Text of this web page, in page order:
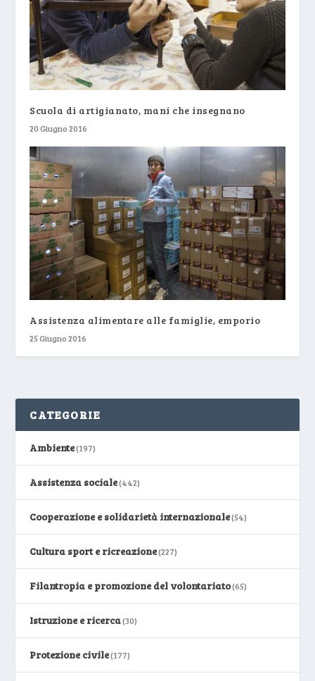
Scuola di artigianato, mani che insegnano
20 Giugno 2016
Assistenza alimentare alle famiglie, emporio
25 Giugno 2016
CATEGORIE
Ambiente(197)
Assistenza sociale(442)
Cooperazione e solidarietà internazionale(54)
Cultura sport e ricreazione(227)
Filantropia e promozione del volontariato(65)
Istruzione e ricerca(30)
Protezione civile(177)